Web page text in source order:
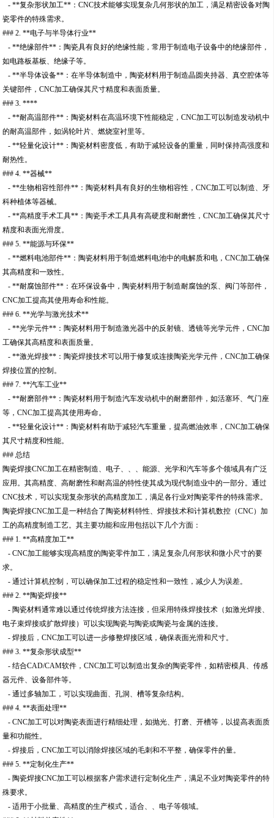
- **复杂形状加工**：CNC技术能够实现复杂几何形状的加工，满足精密设备对陶
瓷零件的特殊需求。
### 2. **电子与半导体行业**
- **绝缘部件**：陶瓷具有良好的绝缘性能，常用于制造电子设备中的绝缘部件，
如电路板基板、绝缘子等。
- **半导体设备**：在半导体制造中，陶瓷材料用于制造晶圆夹持器、真空腔体等
关键部件，CNC加工确保其尺寸精度和表面质量。
### 3. ****
- **耐高温部件**：陶瓷材料在高温环境下性能稳定，CNC加工可以制造发动机中
的耐高温部件，如涡轮叶片、燃烧室衬里等。
- **轻量化设计**：陶瓷材料密度低，有助于减轻设备的重量，同时保持高强度和
耐热性。
### 4. **器械**
- **生物相容性部件**：陶瓷材料具有良好的生物相容性，CNC加工可以制造、牙
科种植体等器械。
- **高精度手术工具**：陶瓷手术工具具有高硬度和耐磨性，CNC加工确保其尺寸
精度和表面光滑度。
### 5. **能源与环保**
- **燃料电池部件**：陶瓷材料用于制造燃料电池中的电解质和电，CNC加工确保
其高精度和一致性。
- **耐腐蚀部件**：在环保设备中，陶瓷材料用于制造耐腐蚀的泵、阀门等部件，
CNC加工提高其使用寿命和性能。
### 6. **光学与激光技术**
- **光学元件**：陶瓷材料用于制造激光器中的反射镜、透镜等光学元件，CNC加
工确保其高精度和表面质量。
- **激光焊接**：陶瓷焊接技术可以用于修复或连接陶瓷光学元件，CNC加工确保
焊接位置的控制。
### 7. **汽车工业**
- **耐磨部件**：陶瓷材料用于制造汽车发动机中的耐磨部件，如活塞环、气门座
等，CNC加工提高其使用寿命。
- **轻量化设计**：陶瓷材料有助于减轻汽车重量，提高燃油效率，CNC加工确保
其尺寸精度和性能。
### 总结
陶瓷焊接CNC加工在精密制造、电子、、、能源、光学和汽车等多个领域具有广泛
应用。其高精度、高耐磨性和耐高温的特性使其成为现代制造业中的一部分。通过
CNC技术，可以实现复杂形状的高精度加工，满足各行业对陶瓷零件的特殊需求。
陶瓷焊接CNC加工是一种结合了陶瓷材料特性、焊接技术和计算机数控（CNC）加
工的高精度制造工艺。其主要功能和应用包括以下几个方面：
### 1. **高精度加工**
- CNC加工能够实现高精度的陶瓷零件加工，满足复杂几何形状和微小尺寸的要
求。
- 通过计算机控制，可以确保加工过程的稳定性和一致性，减少人为误差。
### 2. **陶瓷焊接**
- 陶瓷材料通常难以通过传统焊接方法连接，但采用特殊焊接技术（如激光焊接、
电子束焊接或扩散焊接）可以实现陶瓷与陶瓷或陶瓷与金属的连接。
- 焊接后，CNC加工可以进一步修整焊接区域，确保表面光滑和尺寸。
### 3. **复杂形状成型**
- 结合CAD/CAM软件，CNC加工可以制造出复杂的陶瓷零件，如精密模具、传感
器元件、设备部件等。
- 通过多轴加工，可以实现曲面、孔洞、槽等复杂结构。
### 4. **表面处理**
- CNC加工可以对陶瓷表面进行精细处理，如抛光、打磨、开槽等，以提高表面质
量和功能性。
- 焊接后，CNC加工可以消除焊接区域的毛刺和不平整，确保零件的量。
### 5. **定制化生产**
- 陶瓷焊接CNC加工可以根据客户需求进行定制化生产，满足不业对陶瓷零件的特
殊要求。
- 适用于小批量、高精度的生产模式，适合、、电子等领域。